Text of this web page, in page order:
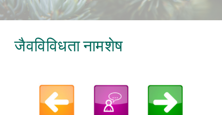
जैवविविधता नामशेष